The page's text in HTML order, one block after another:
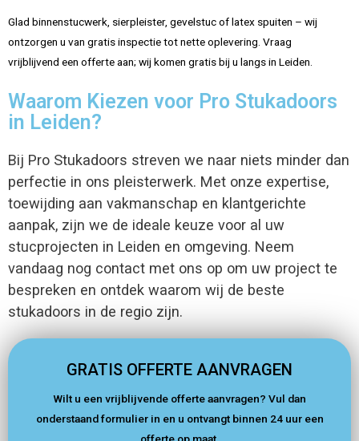
Glad binnenstucwerk, sierpleister, gevelstuc of latex spuiten – wij
ontzorgen u van gratis inspectie tot nette oplevering. Vraag
vrijblijvend een offerte aan; wij komen gratis bij u langs in Leiden.
Waarom Kiezen voor Pro Stukadoors
in Leiden?
Bij Pro Stukadoors streven we naar niets minder dan
perfectie in ons pleisterwerk. Met onze expertise,
toewijding aan vakmanschap en klantgerichte
aanpak, zijn we de ideale keuze voor al uw
stucprojecten in Leiden en omgeving. Neem
vandaag nog contact met ons op om uw project te
bespreken en ontdek waarom wij de beste
stukadoors in de regio zijn.
GRATIS OFFERTE AANVRAGEN
Wilt u een vrijblijvende offerte aanvragen? Vul dan
onderstaand formulier in en u ontvangt binnen 24 uur een
offerte op maat.